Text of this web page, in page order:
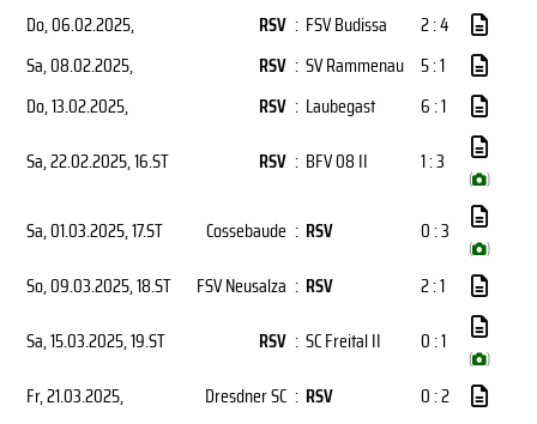
Do, 06.02.2025, RSV : FSV Budissa
2 : 4
Sa, 08.02.2025, RSV : SV Rammenau 5 : 1
Do, 13.02.2025, RSV : Laubegast
6 : 1
Sa, 22.02.2025, 16.ST RSV : BFV 08 II 1 : 3
( )
Sa, 01.03.2025, 17.ST Cossebaude : RSV 0 : 3
( )
So, 09.03.2025, 18.ST FSV Neusalza : RSV
2 : 1
Sa, 15.03.2025, 19.ST RSV : SC Freital II 0 : 1
( )
Fr, 21.03.2025, Dresdner SC : RSV
0 : 2